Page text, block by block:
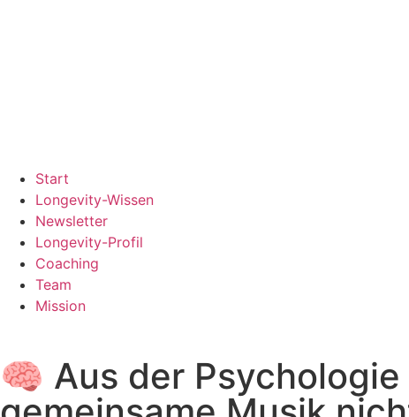
Start
Longevity-Wissen
Newsletter
Longevity-Profil
Coaching
Team
Mission
🧠 Aus der